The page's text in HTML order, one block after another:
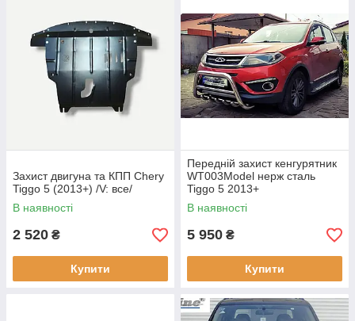
Захист двигуна та КПП Chery
Tiggo 5 (2013+) /V: все/
В наявності
2 520 ₴
Купити
Передній захист кенгурятник
WT003Model нерж сталь
Tiggo 5 2013+
В наявності
5 950 ₴
Купити